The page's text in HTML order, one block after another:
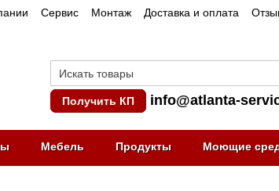
Сервис Монтаж Доставка и оплата
Получить КП
info@atlanta-
Мебель Продукты Моющие